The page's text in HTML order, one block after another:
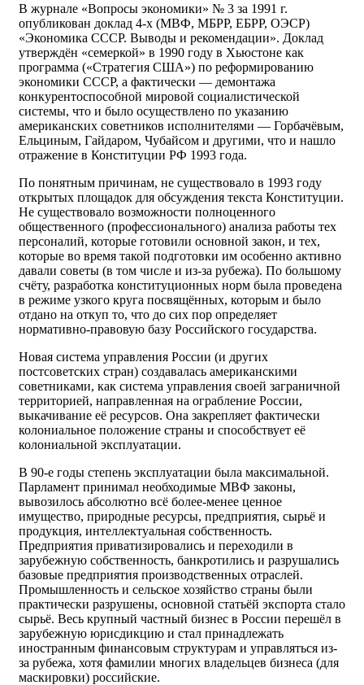
В журнале «Вопросы экономики» № 3 за 1991 г.
опубликован доклад 4-х (МВФ, МБРР, ЕБРР, ОЭСР)
«Экономика СССР. Выводы и рекомендации». Доклад
утверждён «семеркой» в 1990 году в Хьюстоне как
программа («Стратегия США») по реформированию
экономики СССР, а фактически — демонтажа
конкурентоспособной мировой социалистической
системы, что и было осуществлено по указанию
американских советников исполнителями — Горбачёвым,
Ельциным, Гайдаром, Чубайсом и другими, что и нашло
отражение в Конституции РФ 1993 года.
По понятным причинам, не существовало в 1993 году
открытых площадок для обсуждения текста Конституции.
Не существовало возможности полноценного
общественного (профессионального) анализа работы тех
персоналий, которые готовили основной закон, и тех,
которые во время такой подготовки им особенно активно
давали советы (в том числе и из-за рубежа). По большому
счёту, разработка конституционных норм была проведена
в режиме узкого круга посвящённых, которым и было
отдано на откуп то, что до сих пор определяет
нормативно-правовую базу Российского государства.
Новая система управления России (и других
постсоветских стран) создавалась американскими
советниками, как система управления своей заграничной
территорией, направленная на ограбление России,
выкачивание её ресурсов. Она закрепляет фактически
колониальное положение страны и способствует её
колониальной эксплуатации.
В 90-е годы степень эксплуатации была максимальной.
Парламент принимал необходимые МВФ законы,
вывозилось абсолютно всё более-менее ценное
имущество, природные ресурсы, предприятия, сырьё и
продукция, интеллектуальная собственность.
Предприятия приватизировались и переходили в
зарубежную собственность, банкротились и разрушались
базовые предприятия производственных отраслей.
Промышленность и сельское хозяйство страны были
практически разрушены, основной статьёй экспорта стало
сырьё. Весь крупный частный бизнес в России перешёл в
зарубежную юрисдикцию и стал принадлежать
иностранным финансовым структурам и управляться из-
за рубежа, хотя фамилии многих владельцев бизнеса (для
маскировки) российские.